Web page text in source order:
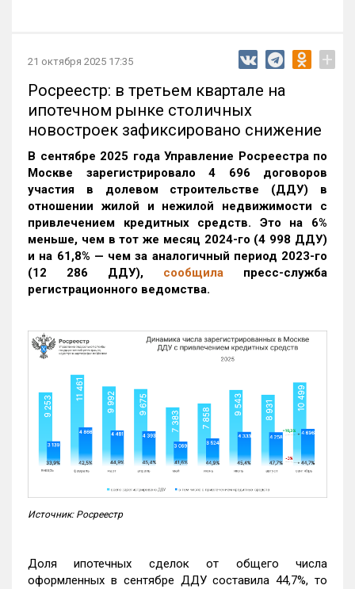
21 октября 2025 17:35 +
Росреестр: в третьем квартале на
ипотечном рынке столичных
новостроек зафиксировано снижение
В сентябре 2025 года Управление Росреестра по
Москве зарегистрировало 4 696 договоров
участия в долевом строительстве (ДДУ) в
отношении жилой и нежилой недвижимости с
привлечением кредитных средств. Это на 6%
меньше, чем в тот же месяц 2024-го (4 998 ДДУ)
и на 61,8% — чем за аналогичный период 2023-го
(12 286 ДДУ), сообщила пресс-служба
регистрационного ведомства.
Источник: Росреестр
Доля ипотечных сделок от общего числа
оформленных в сентябре ДДУ составила 44,7%, то